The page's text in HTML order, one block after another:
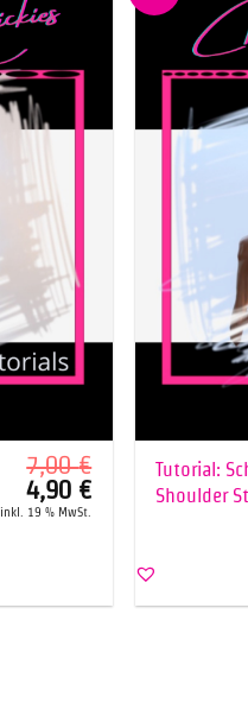
7,00€
Ursprünglicher
Preis
war:
4,90 €Aktueller
Preis
inkl. 19 % MwSt.
Tutorial:
Shoulder